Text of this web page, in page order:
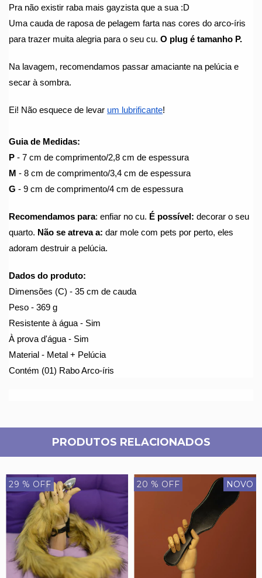
Pra não existir raba mais gayzista que a sua :D
Uma cauda de raposa de pelagem farta nas cores do arco-íris
para trazer muita alegria para o seu cu. O plug é tamanho P.
Na lavagem, recomendamos passar amaciante na pelúcia e
secar à sombra.
Ei! Não esquece de levar um lubrificante!
Guia de Medidas:
P - 7 cm de comprimento/2,8 cm de espessura
M - 8 cm de comprimento/3,4 cm de espessura
G - 9 cm de comprimento/4 cm de espessura
Recomendamos para: enfiar no cu. É possível: decorar o seu
quarto. Não se atreva a: dar mole com pets por perto, eles
adoram destruir a pelúcia.
Dados do produto:
Dimensões (C) - 35 cm de cauda
Peso - 369 g
Resistente à água - Sim
À prova d'água - Sim
Material - Metal + Pelúcia
Contém (01) Rabo Arco-íris
PRODUTOS RELACIONADOS
29 % OFF 20 % OFF NOVO